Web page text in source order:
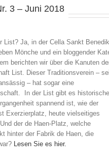
3 – Juni 2018
List? Ja, in der Cella Sankt
Mönche und ein bloggender
berichten wir über die Kanuten
List. Dieser Traditionsverein –
– hat sogar eine
In der List gibt es historische
spannend ist, wie der
Exerzierplatz, heute vielseitiges
der de Haen-Platz, welche
hinter der Fabrik de Haen, die
Lesen Sie es hier.